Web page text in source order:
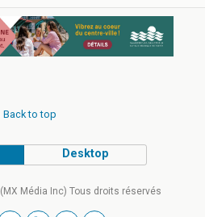
Back to top
Desktop
Média Inc) Tous droits réservés